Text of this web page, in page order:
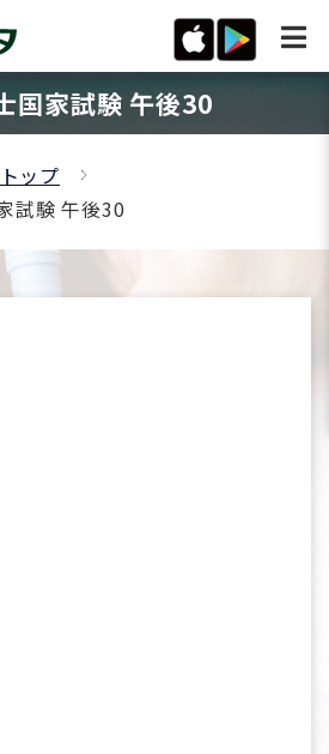
国家試験 午後30
ップ
試験 午後30